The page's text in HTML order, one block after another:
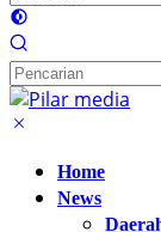
Home
News